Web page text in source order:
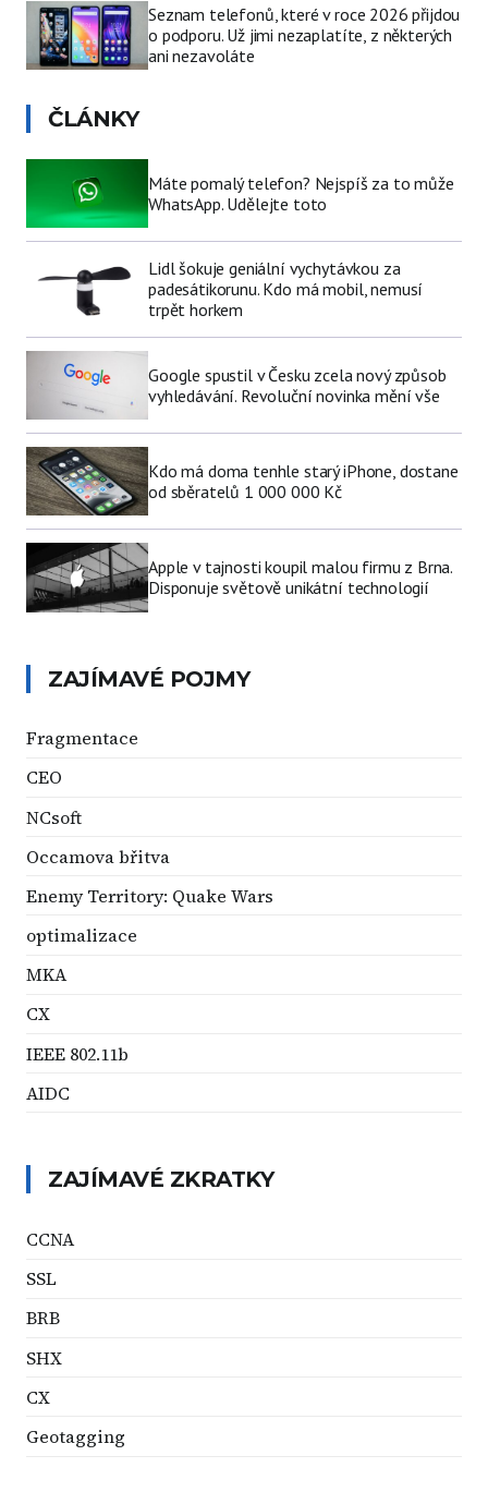
Seznam telefonů, které v roce 2026 přijdou
o podporu. Už jimi nezaplatíte, z některých
ani nezavoláte
ČLÁNKY
Máte pomalý telefon? Nejspíš za to může
WhatsApp. Udělejte toto
Lidl šokuje geniální vychytávkou za
padesátikorunu. Kdo má mobil, nemusí
trpět horkem
Google spustil v Česku zcela nový způsob
vyhledávání. Revoluční novinka mění vše
Kdo má doma tenhle starý iPhone, dostane
od sběratelů 1 000 000 Kč
Apple v tajnosti koupil malou firmu z Brna.
Disponuje světově unikátní technologií
ZAJÍMAVÉ POJMY
Fragmentace
CEO
NCsoft
Occamova břitva
Enemy Territory: Quake Wars
optimalizace
MKA
CX
IEEE 802.11b
AIDC
ZAJÍMAVÉ ZKRATKY
CCNA
SSL
BRB
SHX
CX
Geotagging